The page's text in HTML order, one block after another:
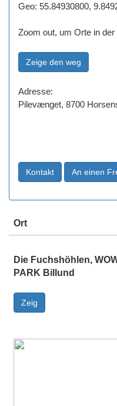
Geo: 55.84930800,
Zoom out, um Orte in
Adresse:
Pilevænget, 8700
Ort
Die Fuchshöhlen,
PARK Billund